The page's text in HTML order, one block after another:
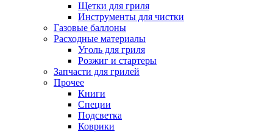
Щетки для гриля
Инструменты для чистки
Газовые баллоны
Расходные материалы
Уголь для гриля
Розжиг и стартеры
Запчасти для грилей
Прочее
Книги
Специи
Подсветка
Коврики